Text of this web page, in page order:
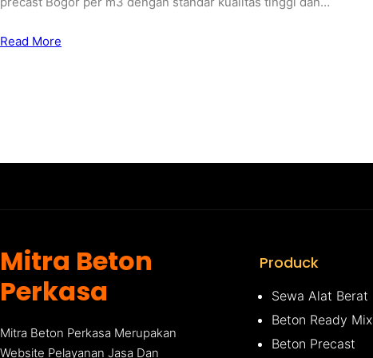
Read More
Mitra Beton
Perkasa
Mitra Beton Perkasa Merupakan
Website Pelayanan Jasa Dan
Produck
Sewa Alat Berat
Beton Ready Mix
Beton Precast